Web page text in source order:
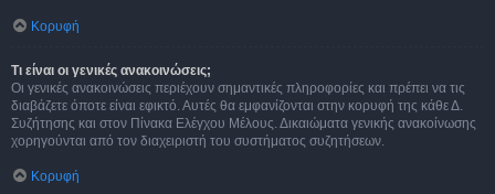
Κορυφή
Τι είναι οι γενικές ανακοινώσεις;
Οι γενικές ανακοινώσεις περιέχουν σημαντικές πληροφορίες και πρέπει να τις
διαβάζετε όποτε είναι εφικτό. Αυτές θα εμφανίζονται στην κορυφή της κάθε Δ.
Συζήτησης και στον Πίνακα Ελέγχου Μέλους. Δικαιώματα γενικής ανακοίνωσης
χορηγούνται από τον διαχειριστή του συστήματος συζητήσεων.
Κορυφή